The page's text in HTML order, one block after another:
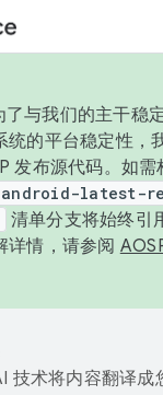
与我们的主干稳
统的平台稳定性，
发布源代码。如
android-latest-
清单分支将始终引
详情，请参阅
技术将内容翻译成